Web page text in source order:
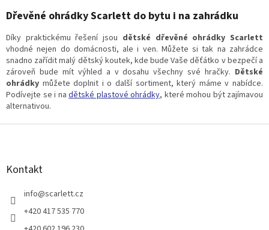
k
v
ý
p
i
s
u
Dřevěné ohrádky Scarlett do bytu i na zahrádku
Díky praktickému řešení jsou dětské dřevěné ohrádky Scarlett
vhodné nejen do domácnosti, ale i ven. Můžete si tak na zahrádce
snadno zařídit malý dětský koutek, kde bude Vaše děťátko v bezpečí a
zároveň bude mít výhled a v dosahu všechny své hračky. Dětské
ohrádky můžete doplnit i o další sortiment, který máme v nabídce.
Podívejte se i na dětské plastové ohrádky, které mohou být zajímavou
alternativou.
Z
Kontakt
info@scarlett.cz
+420 417 535 770